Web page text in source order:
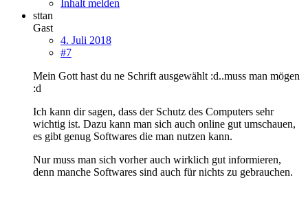
Inhalt melden
sttan
Gast
4. Juli 2018
#7
Mein Gott hast du ne Schrift ausgewählt :d..muss man mögen
:d
Ich kann dir sagen, dass der Schutz des Computers sehr
wichtig ist. Dazu kann man sich auch online gut umschauen,
es gibt genug Softwares die man nutzen kann.
Nur muss man sich vorher auch wirklich gut informieren,
denn manche Softwares sind auch für nichts zu gebrauchen.